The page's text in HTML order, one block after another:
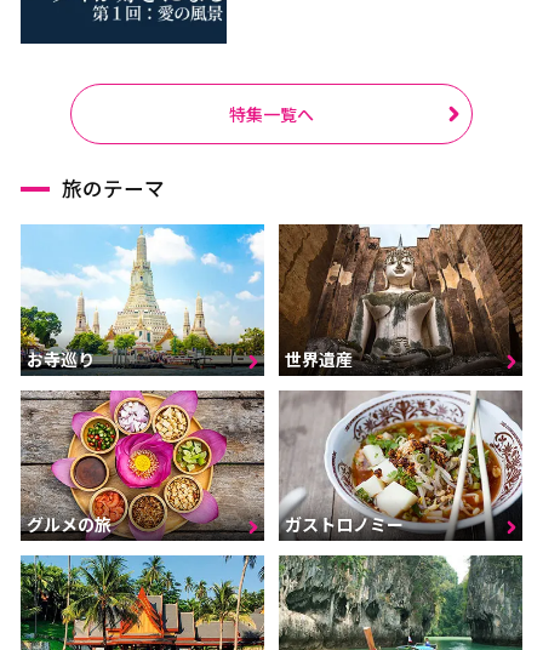
特集一覧へ
旅のテーマ
お寺巡り 世界遺産
グルメの旅 ガストロノミー